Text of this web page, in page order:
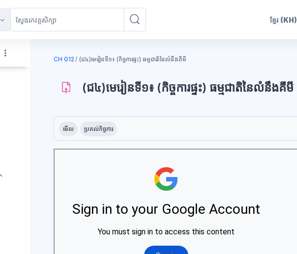
ខ្មែរ (KH)
CH G12 (ជ៤)មេរៀនទី១៖ (កិច្ចការផ្ទះ) ធម្មជាតិនៃលំនឹងគីមី
(ជ៤)មេរៀនទី១៖ (កិច្ចការផ្ទះ) ធម្មជាតិនៃលំនឹងគីមី
ប្លុក
តម្រូវការសម្រាប់ការបញ្ចប់
មើល ប្រគល់កិច្ចការ